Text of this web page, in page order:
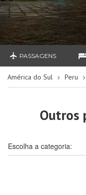
PASSAGENS
América do Sul Peru
Outros
Escolha a categoria: